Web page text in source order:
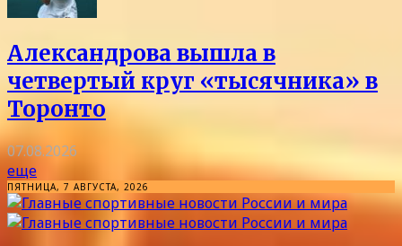
Александрова вышла в
четвертый круг «тысячника» в
Торонто
07.08.2026
еще
ПЯТНИЦА, 7 АВГУСТА, 2026